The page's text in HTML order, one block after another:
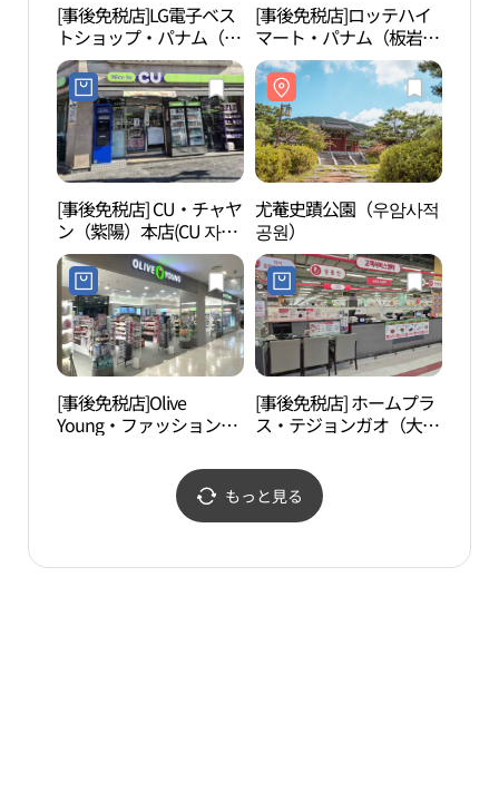
[事後免税店]LG電子ベス
トショップ・パナム（板
岩）店(LG전자 베스트샵
판암점)
[事後免税店]ロッテハイ
マート・パナム（板岩）
店(롯데하이마트 판암점)
[事後免税店] CU・チャヤ
ン（紫陽）本店(CU 자양
본점)
尤菴史蹟公園（우암사적
공원）
[事後免税店]Olive
Young・ファッションア
田）店(올리브영 패션아
[事後免税店] ホームプラ
ス・テジョンガオ（大田
가오점)
もっと見る